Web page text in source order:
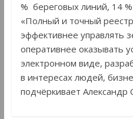
% береговых линий, 14
«Полный и точный
эффективнее управлять
оперативнее оказывать
электронном виде,
в интересах людей,
подчёркивает Александр